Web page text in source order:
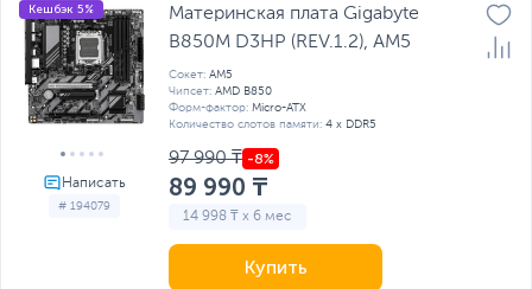
# 194079
Кешбэк 5%
Материнская плата Gigabyte
B850M D3HP (REV.1.2), AM5
Сокет: AM5
Чипсет: AMD B850
Форм-фактор: Micro-ATX
Количество слотов памяти: 4 x DDR5
97 990 ₸
89 990 ₸
14 998 ₸ x 6 мес
Купить